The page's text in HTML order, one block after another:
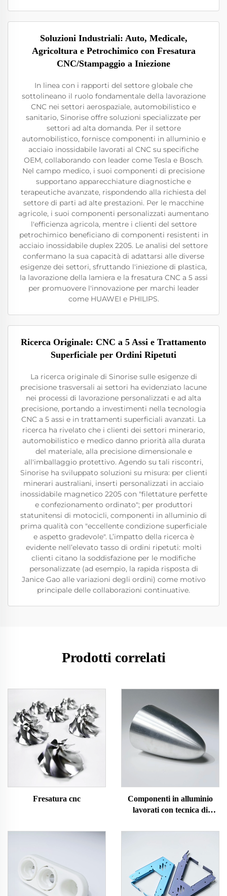
Soluzioni Industriali: Auto, Medicale,
Agricoltura e Petrochimico con Fresatura
CNC/Stampaggio a Iniezione
In linea con i rapporti del settore globale che
sottolineano il ruolo fondamentale della lavorazione
CNC nei settori aerospaziale, automobilistico e
sanitario, Sinorise offre soluzioni specializzate per
settori ad alta domanda. Per il settore
automobilistico, fornisce componenti in alluminio e
acciaio inossidabile lavorati al CNC su specifiche
OEM, collaborando con leader come Tesla e Bosch.
Nel campo medico, i suoi componenti di precisione
supportano apparecchiature diagnostiche e
terapeutiche avanzate, rispondendo alla richiesta del
settore di parti ad alte prestazioni. Per le macchine
agricole, i suoi componenti personalizzati aumentano
l'efficienza agricola, mentre i clienti del settore
petrochimico beneficiano di componenti resistenti in
acciaio inossidabile duplex 2205. Le analisi del settore
confermano la sua capacità di adattarsi alle diverse
esigenze dei settori, sfruttando l'iniezione di plastica,
la lavorazione della lamiera e la fresatura CNC a 5 assi
per promuovere l'innovazione per marchi leader
come HUAWEI e PHILIPS.
Ricerca Originale: CNC a 5 Assi e Trattamento
Superficiale per Ordini Ripetuti
La ricerca originale di Sinorise sulle esigenze di
precisione trasversali ai settori ha evidenziato lacune
nei processi di lavorazione personalizzati e ad alta
precisione, portando a investimenti nella tecnologia
CNC a 5 assi e in trattamenti superficiali avanzati. La
ricerca ha rivelato che i clienti dei settori minerario,
automobilistico e medico danno priorità alla durata
del materiale, alla precisione dimensionale e
all'imballaggio protettivo. Agendo su tali riscontri,
Sinorise ha sviluppato soluzioni su misura: per clienti
minerari australiani, inserti personalizzati in acciaio
inossidabile magnetico 2205 con "filettature perfette
e confezionamento ordinato"; per produttori
statunitensi di motocicli, componenti in alluminio di
prima qualità con "eccellente condizione superficiale
e aspetto gradevole". L’impatto della ricerca è
evidente nell’elevato tasso di ordini ripetuti: molti
clienti citano la soddisfazione per le modifiche
personalizzate (ad esempio, la rapida risposta di
Janice Gao alle variazioni degli ordini) come motivo
principale delle collaborazioni continuative.
Prodotti correlati
Fresatura cnc
Componenti in alluminio
lavorati con tecnica di